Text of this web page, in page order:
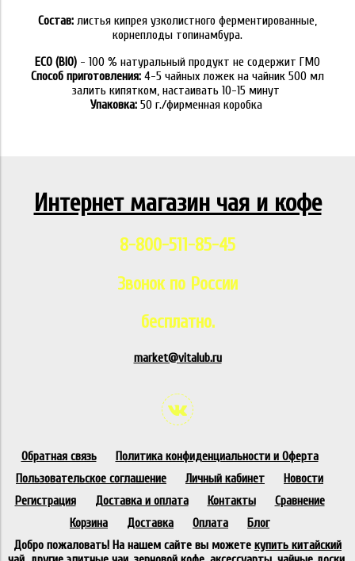
Состав: листья кипрея узколистного ферментированные,
корнеплоды топинамбура.
ECO (BIO) - 100 % натуральный продукт не содержит ГМО
Способ приготовления: 4-5 чайных ложек на чайник 500 мл
залить кипятком, настаивать 10-15 минут
Упаковка:50 г./фирменная коробка
Интернет магазин чая и кофе
8-800-511-85-45
Звонок по России
бесплатно.
market@vitalub.ru
Обратная связь
Политика конфиденциальности и Оферта
Пользовательское соглашение
Личный кабинет
Новости
Регистрация
Доставка и оплата Контакты
Сравнение
Корзина
Доставка Оплата
Блог
Добро пожаловать! На нашем сайте вы можете купить китайский